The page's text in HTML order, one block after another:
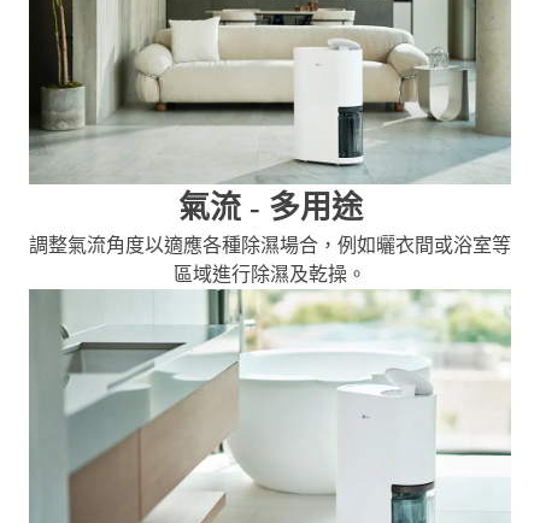
氣流 - 多用途
調整氣流角度以適應各種除濕場合，例如曬衣間或浴室等
區域進行除濕及乾操。